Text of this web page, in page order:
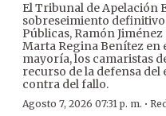
El Tribunal de Apelación
sobreseimiento
Públicas, Ramón
Marta Regina Benítez en
mayoría, los camaristas
recurso de la defensa
contra del fallo.
Agosto 7, 2026 07:31 p. m. ·